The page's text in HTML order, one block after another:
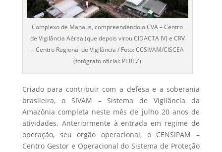
Complexo de Manaus, compreendendo o CVA – Centro
de Vigilância Aérea (que depois virou CIDACTA IV) e CRV
– Centro Regional de Vigilância / Foto: CCSIVAM/CISCEA
(fotógrafo oficial: PEREZ)
Criado para contribuir com a defesa e a soberania
brasileira, o SIVAM – Sistema de Vigilância da
Amazônia completa neste mês de julho 20 anos de
atividades. Anteriormente à entrada em regime de
operação, seu órgão operacional, o CENSIPAM –
Centro Gestor e Operacional do Sistema de Proteção